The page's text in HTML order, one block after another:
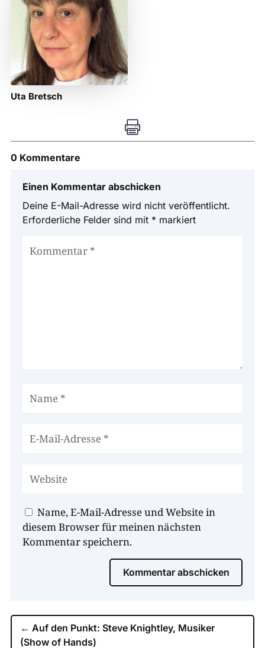
Uta Bretsch

0 Kommentare
Einen Kommentar abschicken
Deine E-Mail-Adresse wird nicht veröffentlicht.
Erforderliche Felder sind mit * markiert
Name, E-Mail-Adresse und Website in
diesem Browser für meinen nächsten
Kommentar speichern.
Kommentar abschicken
← Auf den Punkt: Steve Knightley, Musiker
(Show of Hands)